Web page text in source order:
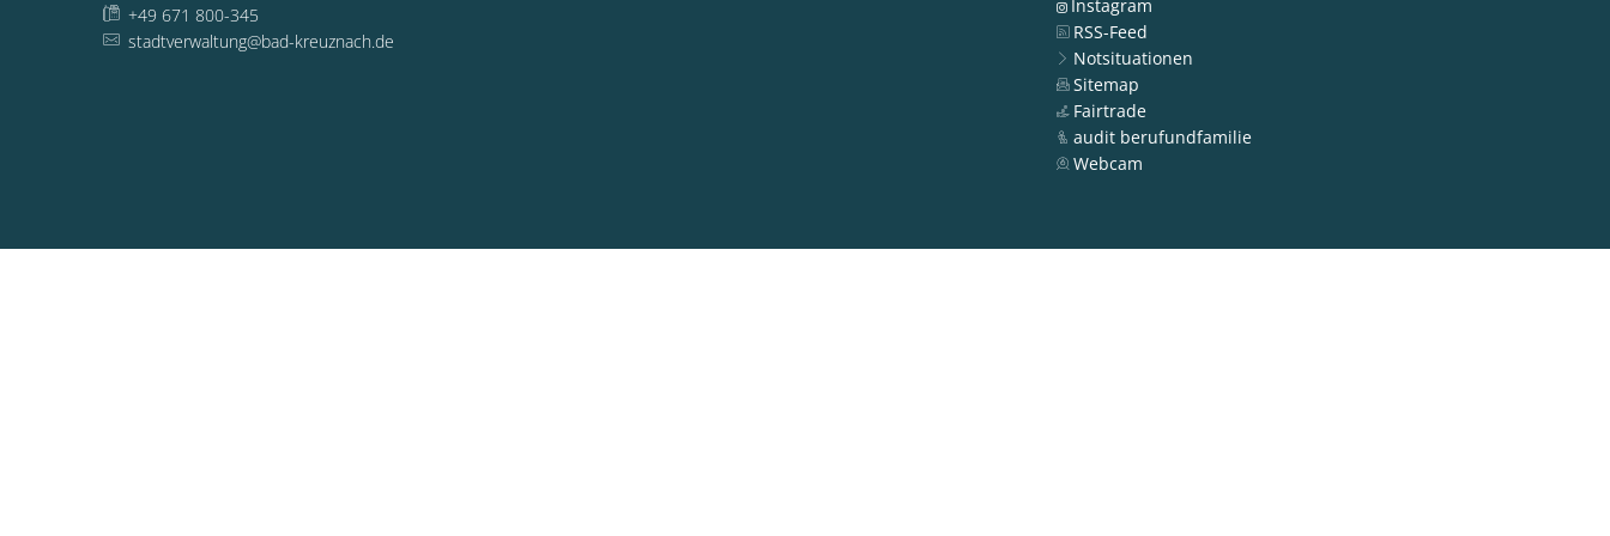
+49 671 800-345
stadtverwaltung@bad-kreuznach.de
Instagram
RSS-Feed
Notsituationen
Sitemap
Fairtrade
audit berufundfamilie
Webcam